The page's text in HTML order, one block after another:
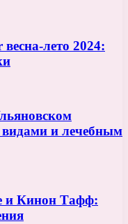
лето 2024:
и лечебным
и Кинон Тафф: